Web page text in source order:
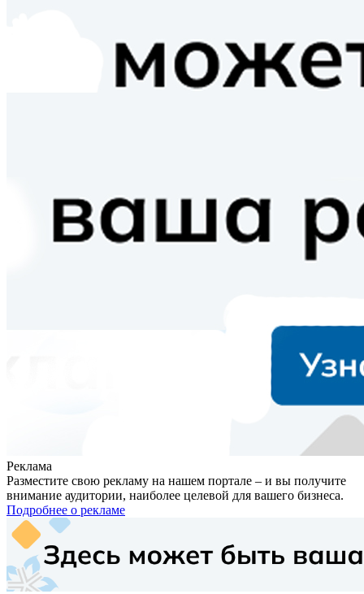
Реклама
Разместите свою рекламу на нашем портале – и вы получите
внимание аудитории, наиболее целевой для вашего бизнеса.
Подробнее о рекламе